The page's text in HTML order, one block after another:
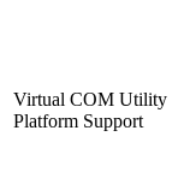
Virtual COM Utility
Platform Support